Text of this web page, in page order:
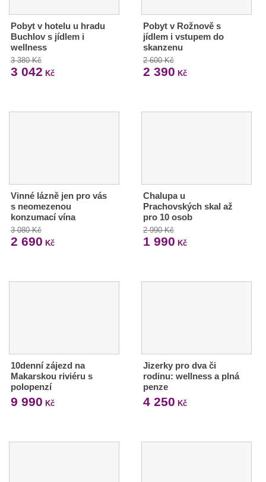
Pobyt v hotelu u hradu
Buchlov s jídlem i
wellness
3 380 Kč
3 042 Kč
Pobyt v Rožnově s
jídlem i vstupem do
skanzenu
2 600 Kč
2 390 Kč
Vinné lázně jen pro vás
s neomezenou
konzumací vína
3 080 Kč
2 690 Kč
Chalupa u
Prachovských skal až
pro 10 osob
2 990 Kč
1 990 Kč
10denní zájezd na
Makarskou riviéru s
polopenzí
9 990 Kč
Jizerky pro dva či
rodinu: wellness a plná
penze
4 250 Kč